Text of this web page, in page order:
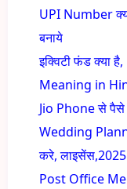
UPI Number
बनाये
इक्विटी फंड क्या
Meaning in
Jio Phone से पैसे
Wedding
करे, लाइसेंस,2025
Post Office